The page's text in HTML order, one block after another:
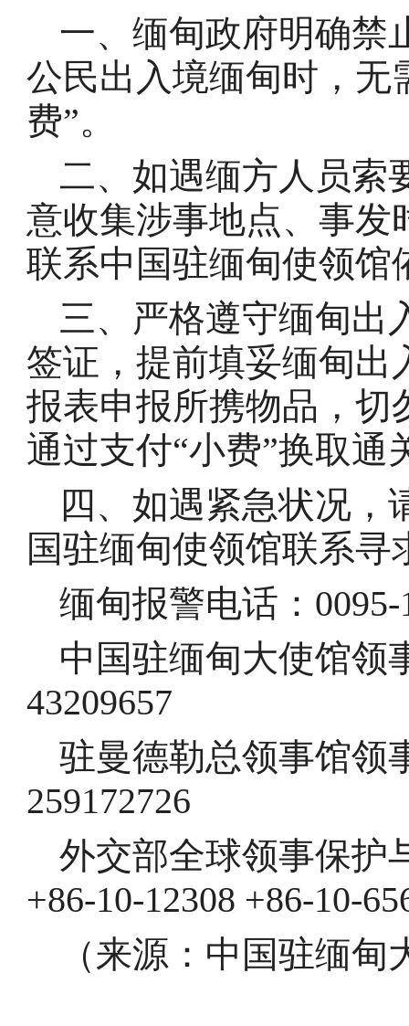
一、缅甸政府明确禁
公民出入境缅甸时，无
费”。
二、如遇缅方人员索
意收集涉事地点、事发
联系中国驻缅甸使领馆
三、严格遵守缅甸出
签证，提前填妥缅甸出
报表申报所携物品，切
通过支付“小费”换取通
四、如遇紧急状况，
国驻缅甸使领馆联系寻
缅甸报警电话：0095-
中国驻缅甸大使馆领
43209657
驻曼德勒总领事馆领
259172726
外交部全球领事保护
+86-10-12308 +86-10-
（来源：中国驻缅